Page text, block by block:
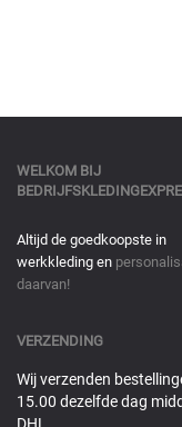
WELKOM BIJ
Altijd de goedkoopste in
werkkleding en
daarvan!
VERZENDING
Wij verzenden
15.00 dezelfde dag